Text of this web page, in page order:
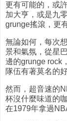
更有可能的，或
加大亨，或是九
grunge搖滾，更
無論如何，每次
景和氣氛，從星
邊的grunge rock
隊伍有著莫名的好
然而，超音速的
杯沒什麼味道的
在1979年拿過